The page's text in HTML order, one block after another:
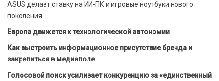
ASUS делает ставку на ИИ-ПК и игровые ноутбуки нового
поколения
Европа движется к технологической автономии
Как выстроить информационное присутствие бренда и
закрепиться в медиаполе
Голосовой поиск усиливает конкуренцию за «единственный